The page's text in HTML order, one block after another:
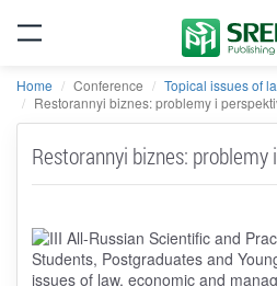
Home Conference
Topical issues of
Restorannyi biznes: problemy i
Restorannyi biznes: